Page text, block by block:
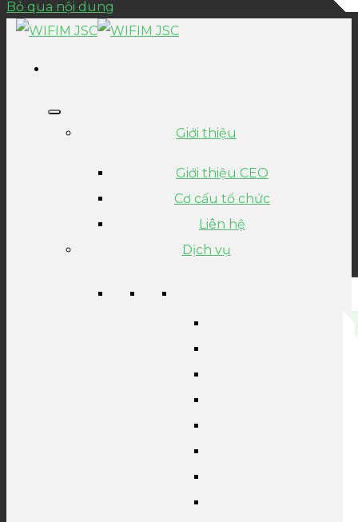
Bỏ qua nội dung
Giới thiệu
Giới thiệu CEO
Cơ cấu tổ chức
Liên hệ
Dịch vụ